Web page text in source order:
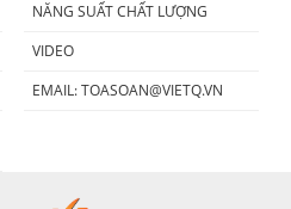
NĂNG SUẤT CHẤT LƯỢNG
VIDEO
EMAIL:TOASOAN@VIETQ.VN